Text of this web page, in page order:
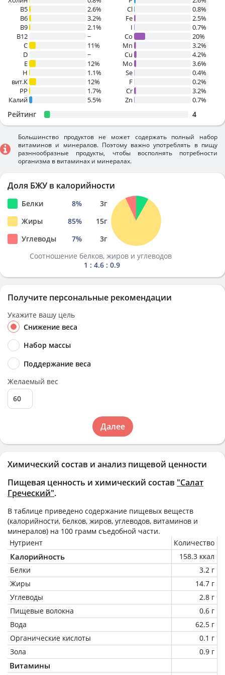
Химический состав и анализ пищевой ценности
Пищевая ценность и химический состав "Салат
Греческий".
В таблице приведено содержание пищевых веществ
(калорийности, белков, жиров, углеводов, витаминов и
минералов) на 100 грамм съедобной части.
Нутриент
Количество
Калорийность
158.3 ккал
Белки
3.2 г
Жиры
14.7 г
Углеводы
2.8 г
Пищевые волокна
0.6 г
Вода
62.5 г
Органические кислоты
0.1 г
Зола
0.9 г
Витамины
B5
2.6%
B6
3.2%
B9
2.1%
B12
~
C
11%
D
~
E
12%
H
1.1%
вит.К
12%
PP
1.7%
Калий
5.5%
Cl
0.8%
Fe
2.5%
I
0.7%
Co
20%
Mn
3.2%
Cu
4.2%
Mo
3.6%
Se
0.4%
F
0.2%
Cr
3.2%
Zn
0.7%
Рейтинг 4
Большинство продуктов не может содержать полный набор
витаминов и минералов. Поэтому важно употреблять в пищу
разннообразные продукты, чтобы восполнять потребности
организма в витаминах и минералах.
Доля БЖУ в калорийности
Белки 8% 3г
Жиры
85% 15г
Углеводы
7% 3г
Соотношение белков, жиров и углеводов
1 : 4.6 : 0.9
Получите персональные рекомендации
Укажите вашу цель
Снижение веса
Набор массы
Поддержание веса
Желаемый вес
Далее